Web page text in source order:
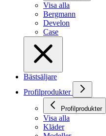
Visa alla
Bergmann
Develon
Case
Bästsäljare
Profilprodukter
Profilprodukter
Visa alla
Kläder